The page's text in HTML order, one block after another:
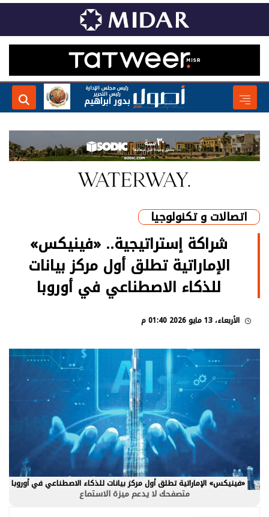
رئيس مجلس الإدارة
رئيس التحرير
بدور ابراهيم
اتصالات و تكنولوجيا
شراكة إستراتيجية.. «فينيكس»
الإماراتية تطلق أول مركز بيانات
للذكاء الاصطناعي في أوروبا
الأربعاء، 13 مايو 2026 01:40 م
«فينيكس» الإماراتية تطلق أول مركز بيانات للذكاء الاصطناعي في أوروبا
متصفحك لا يدعم ميزة الاستماع